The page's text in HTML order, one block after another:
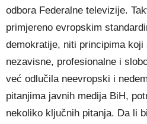
odbora Federalne televizije.
primjereno evropskim
demokratije, niti principima
nezavisne, profesionalne i
već odlučila neevropski i
pitanjima javnih medija BiH,
nekoliko ključnih pitanja. Da li